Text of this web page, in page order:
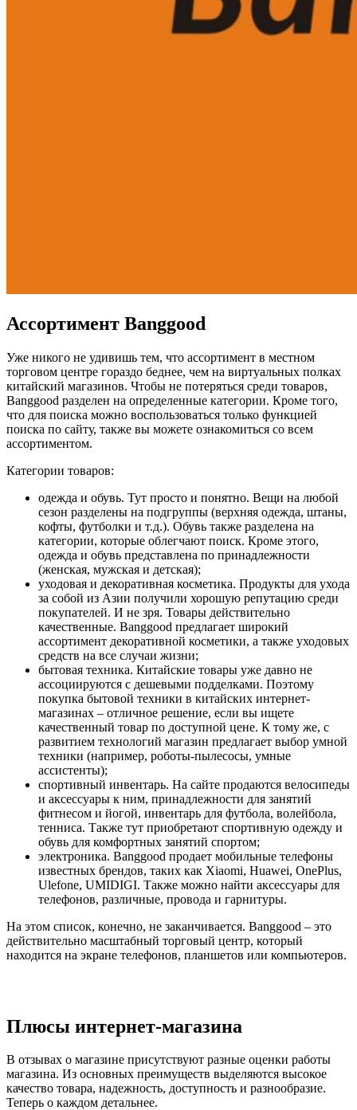
Ассортимент Banggood
Уже никого не удивишь тем, что ассортимент в местном
торговом центре гораздо беднее, чем на виртуальных полках
китайский магазинов. Чтобы не потеряться среди товаров,
Banggood разделен на определенные категории. Кроме того,
что для поиска можно воспользоваться только функцией
поиска по сайту, также вы можете ознакомиться со всем
ассортиментом.
Категории товаров:
одежда и обувь. Тут просто и понятно. Вещи на любой
сезон разделены на подгруппы (верхняя одежда, штаны,
кофты, футболки и т.д.). Обувь также разделена на
категории, которые облегчают поиск. Кроме этого,
одежда и обувь представлена по принадлежности
(женская, мужская и детская);
уходовая и декоративная косметика. Продукты для ухода
за собой из Азии получили хорошую репутацию среди
покупателей. И не зря. Товары действительно
качественные. Banggood предлагает широкий
ассортимент декоративной косметики, а также уходовых
средств на все случаи жизни;
бытовая техника. Китайские товары уже давно не
ассоциируются с дешевыми подделками. Поэтому
покупка бытовой техники в китайских интернет-
магазинах – отличное решение, если вы ищете
качественный товар по доступной цене. К тому же, с
развитием технологий магазин предлагает выбор умной
техники (например, роботы-пылесосы, умные
ассистенты);
спортивный инвентарь. На сайте продаются велосипеды
и аксессуары к ним, принадлежности для занятий
фитнесом и йогой, инвентарь для футбола, волейбола,
тенниса. Также тут приобретают спортивную одежду и
обувь для комфортных занятий спортом;
электроника. Banggood продает мобильные телефоны
известных брендов, таких как Xiaomi, Huawei, OnePlus,
Ulefone, UMIDIGI. Также можно найти аксессуары для
телефонов, различные, провода и гарнитуры.
На этом список, конечно, не заканчивается. Banggood – это
действительно масштабный торговый центр, который
находится на экране телефонов, планшетов или компьютеров.
Плюсы интернет-магазина
В отзывах о магазине присутствуют разные оценки работы
магазина. Из основных преимуществ выделяются высокое
качество товара, надежность, доступность и разнообразие.
Теперь о каждом детальнее.